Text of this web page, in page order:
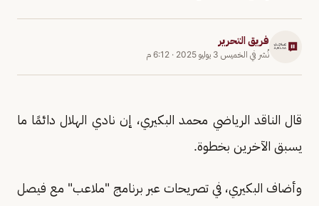
فريق التحرير
نُشر في الخميس 3 يوليو 2025 · 6:12 م
قال الناقد الرياضي محمد البكيري، إن نادي الهلال دائمًا ما
يسبق الآخرين بخطوة.
وأضاف البكيري، في تصريحات عبر برنامج "ملاعب" مع فيصل